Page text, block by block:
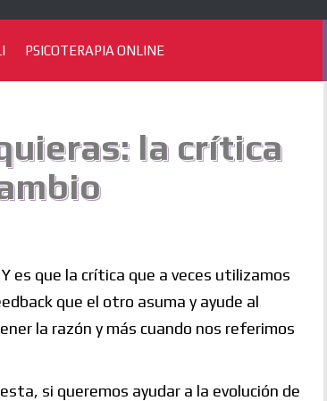
PSICOTERAPIA ONLINE
la crítica
es que la crítica que a veces utilizamos
que el otro asuma y ayude al
la razón y más cuando nos referimos
si queremos ayudar a la evolución de